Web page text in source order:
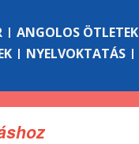
ANGOLOS ÖTLETEK
NYELVOKTATÁS